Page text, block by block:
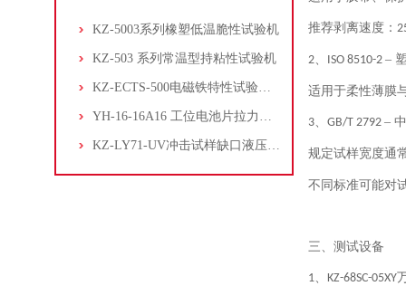
KZ-5003系列橡塑低温脆性试验机
KZ-503 系列常温型持粘性试验机
KZ-ECTS-500电磁铁特性试验系统
YH-16-16A16 工位电池片拉力试验机
KZ-LY71-UV冲击试样缺口液压拉床
推荐剥离速度：
2、 ISO 8510-2 –
适用于柔性薄膜
3、 GB/T 2792 –
规定试样宽度通
不同标准可能对
三、测试设备
1、KZ-68SC-05XY